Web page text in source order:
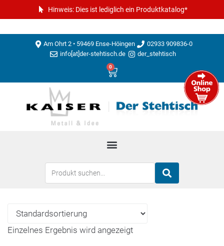
Hinweis: Dies ist lediglich ein Produktkatalog*
Am Ohrt 2 • 59469 Ense-Höingen
02933 909836-0
info[at]der-stehtisch.de
der_stehtisch
0
Einzelnes Ergebnis wird angezeigt